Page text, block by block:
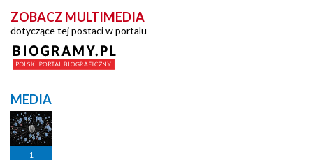
ZOBACZ MULTIMEDIA
dotyczące tej postaci w portalu
MEDIA
1